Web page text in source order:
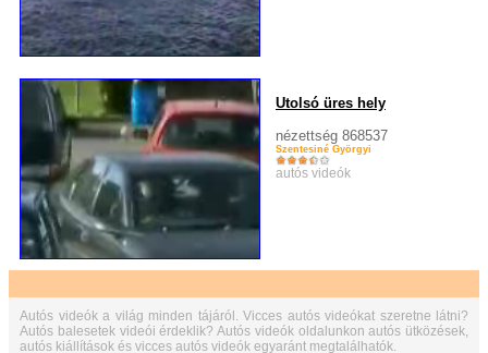
Utolsó üres hely
nézettség 868537
Szentesiné Györgyi
autós videók
Autós videók a világ minden tájáról. Vicces autós videókat szeretne látni?
Autós balesetek videói érdeklik? Autós videók oldalunkon autós ütközések,
autós kiállítások és vicces autós videók egyaránt megtalálhatók.